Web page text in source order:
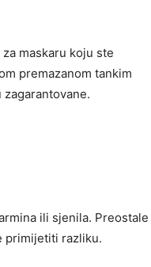
maskaru koju ste
premazanom tankim
ili sjenila. Preostale
primijetiti razliku.